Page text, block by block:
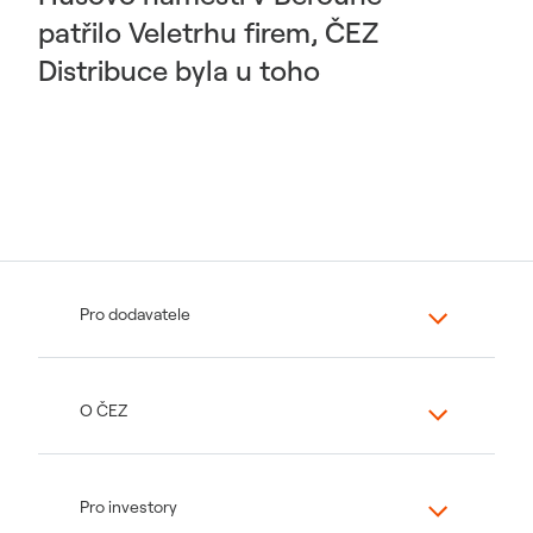
patřilo Veletrhu firem, ČEZ
Distribuce byla u toho
Pro dodavatele
O ČEZ
Pro investory